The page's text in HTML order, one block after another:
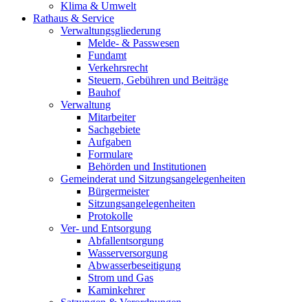
Klima & Umwelt
Rathaus & Service
Verwaltungsgliederung
Melde- & Passwesen
Fundamt
Verkehrsrecht
Steuern, Gebühren und Beiträge
Bauhof
Verwaltung
Mitarbeiter
Sachgebiete
Aufgaben
Formulare
Behörden und Institutionen
Gemeinderat und Sitzungsangelegenheiten
Bürgermeister
Sitzungsangelegenheiten
Protokolle
Ver- und Entsorgung
Abfallentsorgung
Wasserversorgung
Abwasserbeseitigung
Strom und Gas
Kaminkehrer